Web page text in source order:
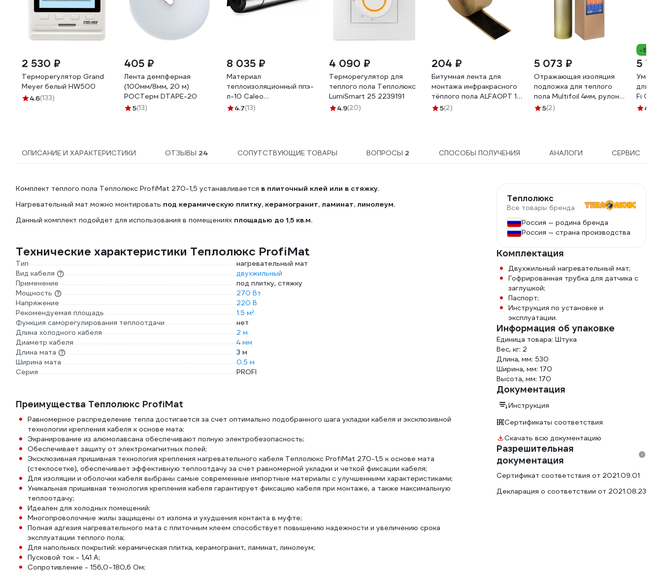
2 530 ₽
Терморегулятор Grand
Meyer белый HW500
4.6(133)
405 ₽
Лента демпферная
(100мм/8мм, 20 м)
РОСТерм DTAPE-20
5(13)
8 035 ₽
Материал
теплоизоляционный ппэ-
л-10 Caleo
УП-00000027
4.7(13)
4 090 ₽
Терморегулятор для
теплого пола Теплолюкс
LumiSmart 25 2239191
4.9(20)
204 ₽
Битумная лента для
монтажа инфракрасного
тёплого пола ALFAOPT 1м
BTM-TP-1M
5(2)
5 073 ₽
Отражающая изоляция
подложка для теплого
пола Multifoil 4мм, рулон
18 м2 21004
5(2)
-9%
5
Умный
для
Fi
4.3
ОПИСАНИЕ И ХАРАКТЕРИСТИКИ ОТЗЫВЫ 24 СОПУТСТВУЮЩИЕ ТОВАРЫ ВОПРОСЫ 2 СПОСОБЫ ПОЛУЧЕНИЯ АНАЛОГИ СЕРВИС
Комплект теплого пола Теплолюкс ProfiMat 270-1,5 устанавливается в плиточный клей или в стяжку.
Нагревательный мат можно монтировать под керамическую плитку, керамогранит, ламинат, линолеум.
Данный комплект подойдет для использования в помещениях площадью до 1,5 кв.м.
Технические характеристики Теплолюкс ProfiMat
Тип
нагревательный мат
Вид кабеля
двухжильный
Применение
под плитку, стяжку
Мощность
270 Вт
Напряжение
220 В
Рекомендуемая площадь
1.5 м²
Функция саморегулирования теплоотдачи
нет
Длина холодного кабеля
2 м
Диаметр кабеля
4 мм
Длина мата
3 м
Ширина мата
0.5 м
Серия
PROFI
Преимущества Теплолюкс ProfiMat
Равномерное распределение тепла достигается за счет оптимально подобранного шага укладки кабеля и эксклюзивной
технологии крепления кабеля к основе мата;
Экранирование из алюмолавсана обеспечивают полную электробезопасность;
Обеспечивает защиту от электромагнитных полей;
Эксклюзивная пришивная технология крепления нагревательного кабеля Теплолюкс ProfiMat 270-1,5 к основе мата
(стеклосетке), обеспечивает эффективную теплоотдачу за счет равномерной укладки и четкой фиксации кабеля;
Для изоляции и оболочки кабеля выбраны самые современные импортные материалы с улучшенными характеристиками;
Уникальная пришивная технология крепления кабеля гарантирует фиксацию кабеля при монтаже, а также максимальную
теплоотдачу;
Идеален для холодных помещений;
Многопроволочные жилы защищены от излома и ухудшения контакта в муфте;
Полная адгезия нагревательного мата с плиточным клеем способствует повышению надежности и увеличению срока
эксплуатации теплого пола;
Для напольных покрытий: керамическая плитка, керамогранит, ламинат, линолеум;
Пусковой ток - 1,41 А;
Сопротивление - 156,0–180,6 Ом;
Теплолюкс
Все товары бренда
Россия — родина бренда
Россия — страна производства
Комплектация
Двухжильный нагревательный мат;
Гофрированная трубка для датчика с
заглушкой;
Паспорт;
Инструкция по установке и
эксплуатации.
Информация об упаковке
Единица товара: Штука
Вес, кг: 2
Длина, мм: 530
Ширина, мм: 170
Высота, мм: 170
Документация
Инструкция
Сертификаты соответствия
Скачать всю документацию
Разрешительная
документация
Сертификат соответствия от 2021.09.01
Декларация о соответствии от 2021.08.23